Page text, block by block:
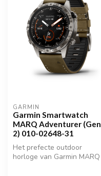
GARMIN
Garmin Smartwatch
MARQ Adventurer (Gen
2) 010-02648-31
Het prefecte outdoor
horloge van Garmin MARQ